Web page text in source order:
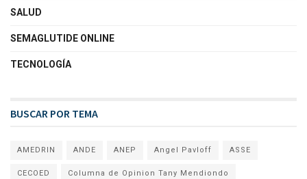
SALUD
SEMAGLUTIDE ONLINE
TECNOLOGÍA
BUSCAR POR TEMA
AMEDRIN ANDE ANEP Angel Pavloff ASSE
CECOED Columna de Opinion Tany Mendiondo